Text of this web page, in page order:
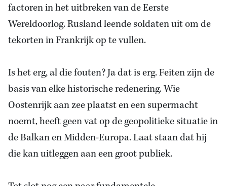
factoren in het uitbreken van de Eerste
Wereldoorlog. Rusland leende soldaten uit om de
tekorten in Frankrijk op te vullen.
Is het erg, al die fouten? Ja dat is erg. Feiten zijnde
basis van elkehistorische redenering. Wie
Oostenrijk aan zee plaatst en een supermacht
noemt, heeft geen vat op de geopolitieke situatie in
de Balkan en Midden-Europa. Laat staan dat hij
die kan uitleggen aan een groot publiek.